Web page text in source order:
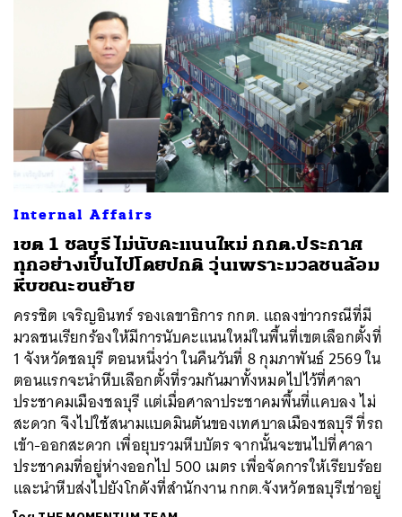
Internal Affairs
เขต 1 ชลบุรี ไม่นับคะแนนใหม่ กกต.ประกาศ
ทุกอย่างเป็นไปโดยปกติ วุ่นเพราะมวลชนล้อม
หีบขณะขนย้าย
ครรชิต เจริญอินทร์ รองเลขาธิการ กกต. แถลงข่าวกรณีที่มี
มวลชนเรียกร้องให้มีการนับคะแนนใหม่ในพื้นที่เขตเลือกตั้งที่
1 จังหวัดชลบุรี ตอนหนึ่งว่า ในคืนวันที่ 8 กุมภาพันธ์ 2569 ใน
ตอนแรกจะนำหีบเลือกตั้งที่รวมกันมาทั้งหมดไปไว้ที่ศาลา
ประชาคมเมืองชลบุรี แต่เมื่อศาลาประชาคมพื้นที่แคบลง ไม่
สะดวก จึงไปใช้สนามแบดมินตันของเทศบาลเมืองชลบุรี ที่รถ
เข้า-ออกสะดวก เพื่อยุบรวมหีบบัตร จากนั้นจะขนไปที่ศาลา
ประชาคมที่อยู่ห่างออกไป 500 เมตร เพื่อจัดการให้เรียบร้อย
และนำหีบส่งไปยังโกดังที่สำนักงาน กกต.จังหวัดชลบุรีเช่าอยู่
ค้นหา
SHARE TWEET LINE EMAIL